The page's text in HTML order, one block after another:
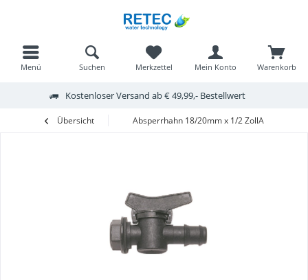
Kostenloser Versand ab € 49,99,- Bestellwert
Menü Warenkorb
Merkzettel Mein Konto
Suchen
Übersicht Absperrhahn 18/20mm x 1/2 ZollA